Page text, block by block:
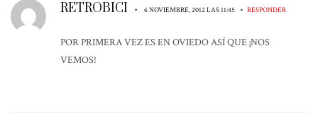
RETROBICI • 6 NOVIEMBRE, 2012 LAS 11:45 • RESPONDER
POR PRIMERA VEZ ES EN OVIEDO ASÍ QUE ¡NOS
VEMOS!